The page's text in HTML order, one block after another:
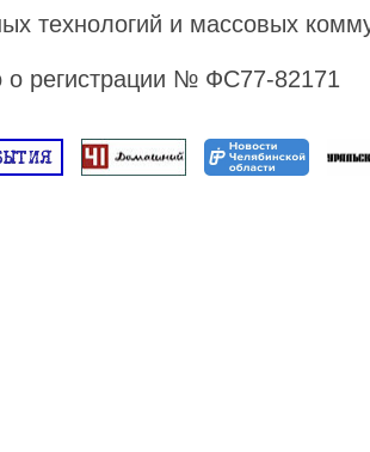
технологий и массовых
о регистрации № ФС77-82171